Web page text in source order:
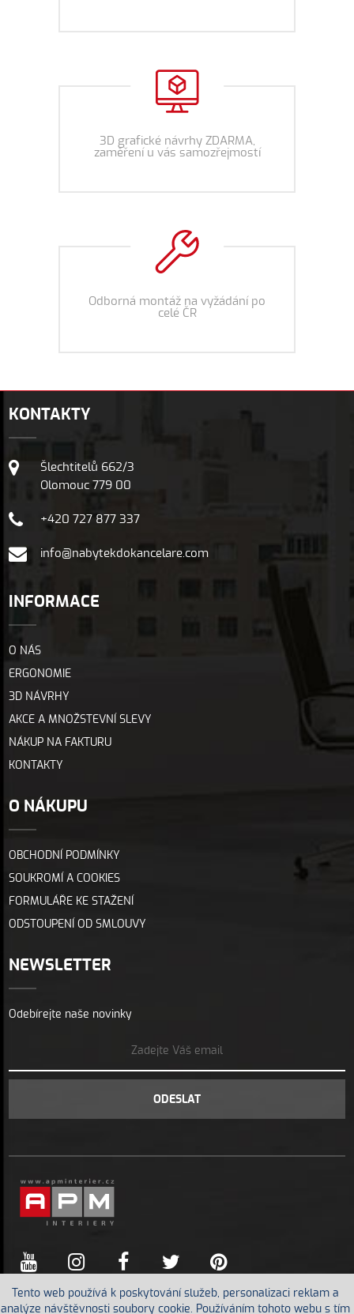
3D grafické návrhy ZDARMA,
zaměření u vás samozřejmostí
Odborná montáž na vyžádání po
celé ČR
KONTAKTY
Šlechtitelů 662/3
Olomouc 779 00
+420 727 877 337
info@nabytekdokancelare.com
INFORMACE
O NÁS
ERGONOMIE
3D NÁVRHY
AKCE A MNOŽSTEVNÍ SLEVY
NÁKUP NA FAKTURU
KONTAKTY
O NÁKUPU
OBCHODNÍ PODMÍNKY
SOUKROMÍ A COOKIES
FORMULÁŘE KE STAŽENÍ
ODSTOUPENÍ OD SMLOUVY
NEWSLETTER
Odebírejte naše novinky
ODESLAT
Tento web používá k poskytování služeb, personalizaci reklam a
analýze návštěvnosti soubory cookie. Používáním tohoto webu s tím